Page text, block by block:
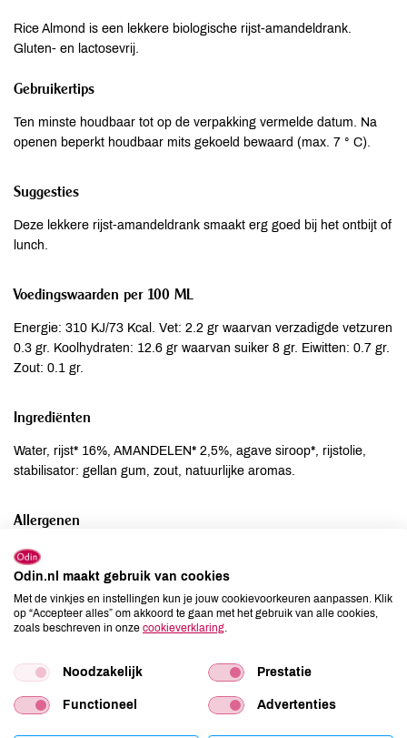
Rice Almond is een lekkere biologische rijst-amandeldrank.
Gluten- en lactosevrij.
Gebruikertips
Ten minste houdbaar tot op de verpakking vermelde datum. Na
openen beperkt houdbaar mits gekoeld bewaard (max. 7 ° C).
Suggesties
Deze lekkere rijst-amandeldrank smaakt erg goed bij het ontbijt of
lunch.
Voedingswaarden per 100 ML
Energie: 310 KJ/73 Kcal. Vet: 2.2 gr waarvan verzadigde vetzuren
0.3 gr. Koolhydraten: 12.6 gr waarvan suiker 8 gr. Eiwitten: 0.7 gr.
Zout: 0.1 gr.
Ingrediënten
Water, rijst* 16%, AMANDELEN* 2,5%, agave siroop*, rijstolie,
stabilisator: gellan gum, zout, natuurlijke aromas.
Allergenen
Aardnoten
Ei
niet aanwezig
Gluten
niet aanwezig
Lactose
niet aanwezig
Mosterd
niet aanwezig
Noten
aanwezig
Odin.nl maakt gebruik van cookies
Met de vinkjes en instellingen kun je jouw cookievoorkeuren aanpassen. Klik
op “Accepteer alles” om akkoord te gaan met het gebruik van alle cookies,
zoals beschreven in onze cookieverklaring
Noodzakelijk Prestatie
Functioneel Advertenties